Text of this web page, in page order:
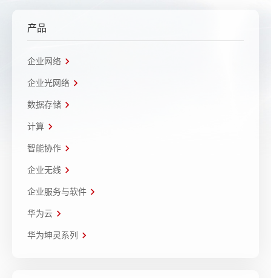
产品
企业网络
企业光网络
数据存储
计算
智能协作
企业无线
企业服务与软件
华为云
华为坤灵系列